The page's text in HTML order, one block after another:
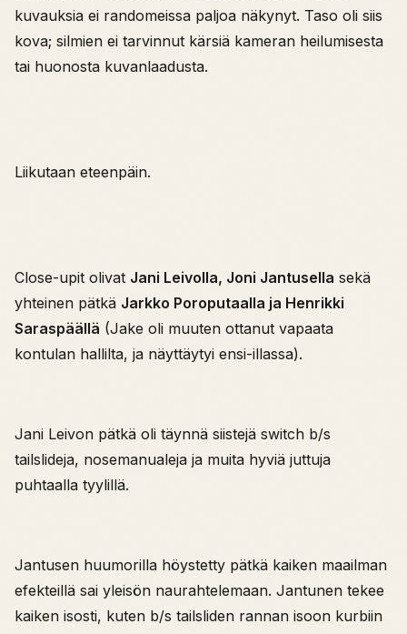
kuvauksia ei randomeissa paljoa näkynyt. Taso oli siis
kova; silmien ei tarvinnut kärsiä kameran heilumisesta
tai huonosta kuvanlaadusta.
Liikutaan eteenpäin.
Close-upit olivat Jani Leivolla, Joni Jantusella sekä
yhteinen pätkä Jarkko Poroputaalla ja Henrikki
Saraspäällä (Jake oli muuten ottanut vapaata
kontulan hallilta, ja näyttäytyi ensi-illassa).
Jani Leivon pätkä oli täynnä siistejä switch b/s
tailslideja, nosemanualeja ja muita hyviä juttuja
puhtaalla tyylillä.
Jantusen huumorilla höystetty pätkä kaiken maailman
efekteillä sai yleisön naurahtelemaan. Jantunen tekee
kaiken isosti, kuten b/s tailsliden rannan isoon kurbiin